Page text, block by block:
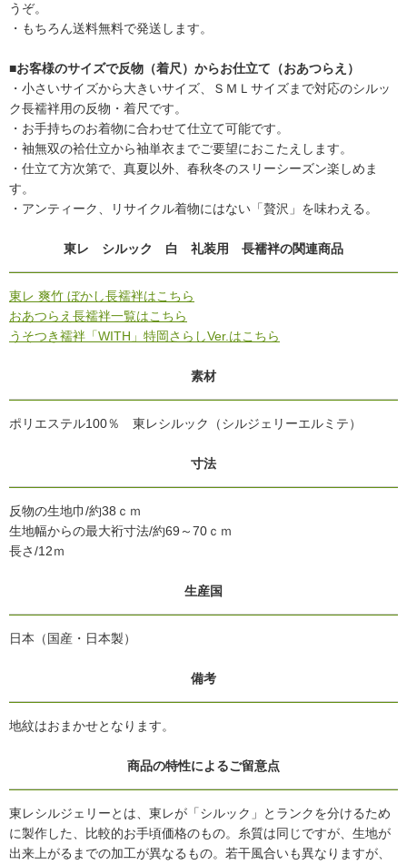
うぞ。
・もちろん送料無料で発送します。
■お客様のサイズで反物（着尺）からお仕立て（おあつらえ）
・小さいサイズから大きいサイズ、ＳＭＬサイズまで対応のシルッ
ク長襦袢用の反物・着尺です。
・お手持ちのお着物に合わせて仕立て可能です。
・袖無双の袷仕立から袖単衣までご要望におこたえします。
・仕立て方次第で、真夏以外、春秋冬のスリーシーズン楽しめま
す。
・アンティーク、リサイクル着物にはない「贅沢」を味わえる。
東レ シルック 白 礼装用 長襦袢の関連商品
東レ 爽竹 ぼかし長襦袢はこちら
おあつらえ長襦袢一覧はこちら
うそつき襦袢「WITH」特岡さらしVer.はこちら
素材
ポリエステル100％ 東レシルック（シルジェリーエルミテ）
寸法
反物の生地巾/約38ｃｍ
生地幅からの最大裄寸法/約69～70ｃｍ
長さ/12ｍ
生産国
日本（国産・日本製）
備考
地紋はおまかせとなります。
商品の特性によるご留意点
東レシルジェリーとは、東レが「シルック」とランクを分けるため
に製作した、比較的お手頃価格のもの。糸質は同じですが、生地が
出来上がるまでの加工が異なるもの。若干風合いも異なりますが、